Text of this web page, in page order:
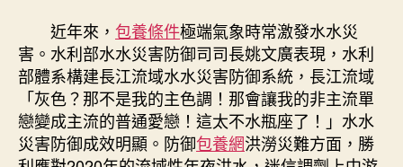
近年來， 包養條件極端氣象時常激發水水災
害。水利部水水災害防御司司長姚文廣表現，水利
部體系構建長江流域水水災害防御系統，長江流域
「灰色？那不是我的主色調！那會讓我的非主流單
戀變成主流的普通愛戀！這太不水瓶座了！」水水
災害防御成效明顯。防御包養網洪澇災難方面，勝